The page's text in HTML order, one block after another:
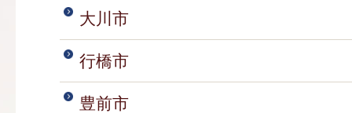
大川市
行橋市
豊前市